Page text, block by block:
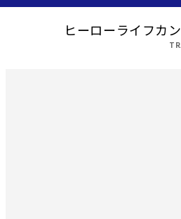
ヒーローライフカ